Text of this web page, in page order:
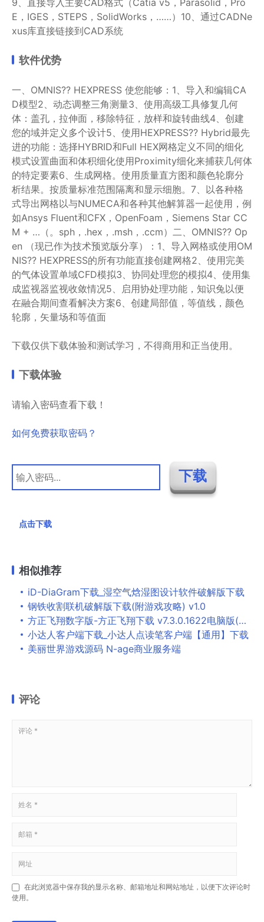
E，IGES，STEPS，SolidWorks，……）10、通过CADNe
xus库直接链接到CAD系统
软件优势
一、OMNIS?? HEXPRESS 使您能够：1、导入和编辑CA
D模型2、动态调整三角测量3、使用高级工具修复几何
体：盖孔，拉伸面，移除特征，放样和旋转曲线4、创建
您的域并定义多个设计5、使用HEXPRESS?? Hybrid最先
进的功能：选择HYBRID和Full HEX网格定义不同的细化
模式设置曲面和体积细化使用Proximity细化来捕获几何体
的特定要素6、生成网格。使用质量直方图和颜色轮廓分
析结果。按质量标准范围隔离和显示细胞。7、以各种格
式导出网格以与NUMECA和各种其他解算器一起使用，例
如Ansys Fluent和CFX，OpenFoam，Siemens Star CC
M + …（。sph，.hex，.msh，.ccm）二、OMNIS?? Op
en （现已作为技术预览版分享）：1、导入网格或使用OM
NIS?? HEXPRESS的所有功能直接创建网格2、使用完美
的气体设置单域CFD模拟3、协同处理您的模拟4、使用集
成监视器监视收敛情况5、启用协处理功能，知识兔以便
在融合期间查看解决方案6、创建局部值，等值线，颜色
轮廓，矢量场和等值面
下载仅供下载体验和测试学习，不得商用和正当使用。
下载体验
请输入密码查看下载！
如何免费获取密码？
点击下载
相似推荐
iD-DiaGram下载_湿空气焓湿图设计软件破解版下载
钢铁收割联机破解版下载(附游戏攻略) v1.0
方正飞翔数字版-方正飞翔下载 v7.3.0.1622电脑版(附使用教程)[百度网盘资源]
小达人客户端下载_小达人点读笔客户端【通用】下载
美丽世界游戏源码 N-age商业服务端
评论
在此浏览器中保存我的显示名称、邮箱地址和网站地址，以便下次评论时
使用。